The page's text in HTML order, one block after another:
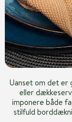
Uanset om det er
eller
imponere både
stilfuld